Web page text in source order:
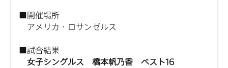
■開催場所
アメリカ・ロサンゼルス
■試合結果
女子シングルス 橋本帆乃香 ベスト16